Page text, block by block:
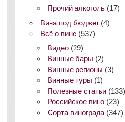
Прочий алкоголь (17)
Вина под бюджет (4)
Всё о вине (537)
Видео (29)
Винные бары (2)
Винные регионы (3)
Винные туры (1)
Полезные статьи (133)
Российское вино (23)
Сорта винограда (347)